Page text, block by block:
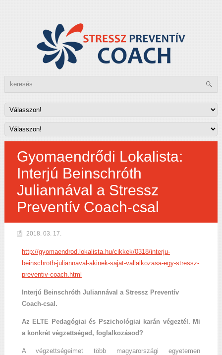
Gyomaendrődi Lokalista:
Interjú Beinschróth
Juliannával a Stressz
Preventív Coach-csal
2018. 03. 17.
http://gyomaendrod.lokalista.hu/cikkek/0318/interju-
beinschroth-juliannaval-akinek-sajat-vallalkozasa-egy-stressz-
preventiv-coach.html
Interjú Beinschróth Juliannával a Stressz Preventív
Coach-csal.
Az ELTE Pedagógiai és Pszichológiai karán végeztél. Mi
a konkrét végzettséged, foglalkozásod?
A végzettségeimet több magyarországi egyetemen